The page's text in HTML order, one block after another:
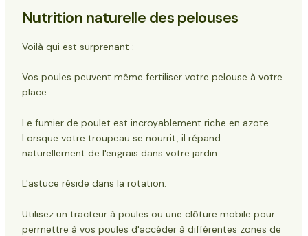
Nutrition naturelle des pelouses
Voilà qui est surprenant :
Vos poules peuvent même fertiliser votre pelouse à votre
place.
Le fumier de poulet est incroyablement riche en azote.
Lorsque votre troupeau se nourrit, il répand
naturellement de l'engrais dans votre jardin.
L'astuce réside dans la rotation.
Utilisez un tracteur à poules ou une clôture mobile pour
permettre à vos poules d'accéder à différentes zones de